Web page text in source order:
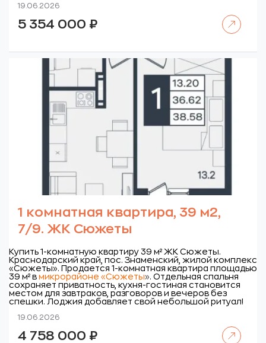
19.06.2026
5 354 000 ₽
1 комнатная квартира, 39 м2,
7/9. ЖК Сюжеты
Купить 1-комнатную квартиру 39 м² ЖК Сюжеты.
Краснодарский край, пос. Знаменский, жилой комплекс
«Сюжеты». Продается 1-комнатная квартира площадью
39 м² в микрорайоне «Сюжеты». Отдельная спальня
сохраняет приватность, кухня-гостиная становится
местом для завтраков, разговоров и вечеров без
спешки. Лоджия добавляет свой небольшой ритуал!
19.06.2026
4 758 000 ₽